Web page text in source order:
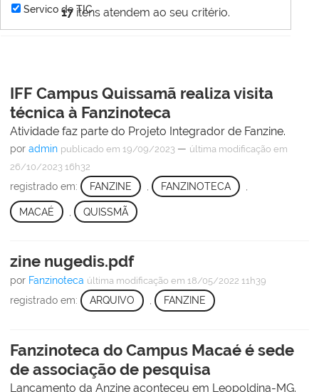
17 itens atendem ao seu critério.
Servico de TIC
IFF Campus Quissamã realiza visita
técnica à Fanzinoteca
Atividade faz parte do Projeto Integrador de Fanzine.
por admin publicado em 19/09/2023 — última modificação em
26/10/2023 16h32
registrado em: FANZINE FANZINOTECA
MACAÉ QUISSMÃ
zine nugedis.pdf
por Fanzinoteca última modificação em 18/05/2022 11h39
registrado em: ARQUIVO , FANZINE
Fanzinoteca do Campus Macaé é sede
de associação de pesquisa
Lançamento da Anzine aconteceu em Leopoldina-MG.